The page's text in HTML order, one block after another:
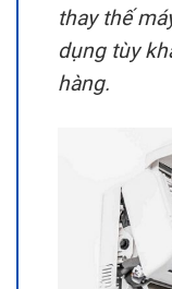
thay thế
dụng tùy
hàng.